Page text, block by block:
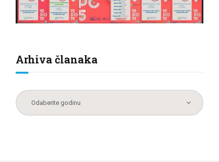
Arhiva članaka